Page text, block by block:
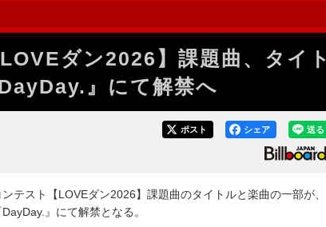
ダン2026】課題曲、タイト
』にて解禁へ
送る
シェア
ポスト
テスト【LOVEダン2026】課題曲のタイトルと楽曲の一部が、
』にて解禁となる。